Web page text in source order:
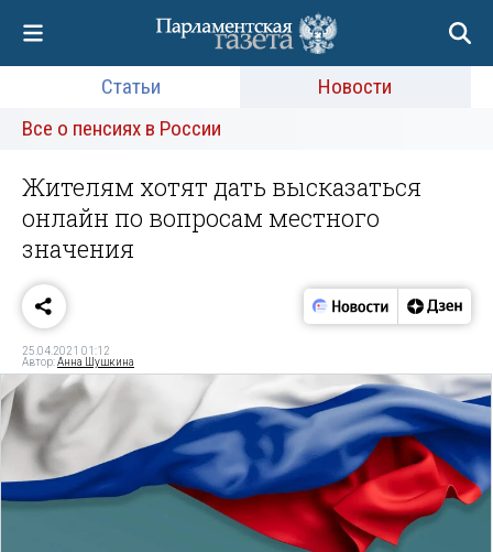
Статьи
Новости
Все о пенсиях в России
Жителям хотят дать высказаться
онлайн по вопросам местного
значения
25.04.2021 01:12
Автор:Анна Шушкина